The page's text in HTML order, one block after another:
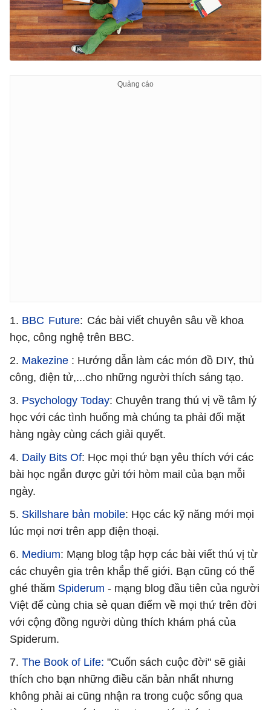
1. BBC Future: Các bài viết chuyên sâu về khoa
học, công nghệ trên BBC.
2. Makezine : Hướng dẫn làm các món đồ DIY, thủ
công, điện tử,...cho những người thích sáng tạo.
3. Psychology Today: Chuyên trang thú vị về tâm lý
học với các tình huống mà chúng ta phải đối mặt
hàng ngày cùng cách giải quyết.
4. Daily Bits Of: Học mọi thứ bạn yêu thích với các
bài học ngắn được gửi tới hòm mail của bạn mỗi
ngày.
5. Skillshare bản mobile: Học các kỹ năng mới mọi
lúc mọi nơi trên app điện thoại.
6. Medium: Mạng blog tập hợp các bài viết thú vị từ
các chuyên gia trên khắp thế giới. Bạn cũng có thể
ghé thăm Spiderum - mạng blog đầu tiên của người
Việt để cùng chia sẻ quan điểm về mọi thứ trên đời
với cộng đồng người dùng thích khám phá của
Spiderum.
7. The Book of Life: "Cuốn sách cuộc đời" sẽ giải
thích cho bạn những điều căn bản nhất nhưng
không phải ai cũng nhận ra trong cuộc sống qua